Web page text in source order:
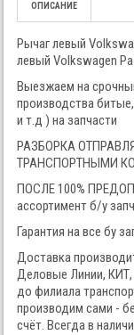
ОПИСАНИЕ
Рычаг левый
левый Volkswagen
Выезжаем на
производства
и т.д ) на запчасти
РАЗБОРКА
ТРАНСПОРТНЫМИ
ПОСЛЕ 100%
ассортимент б/у
Гарантия на все бу
Доставка
Деловые Линии,
до филиала
производим сами -
счёт. Всегда в